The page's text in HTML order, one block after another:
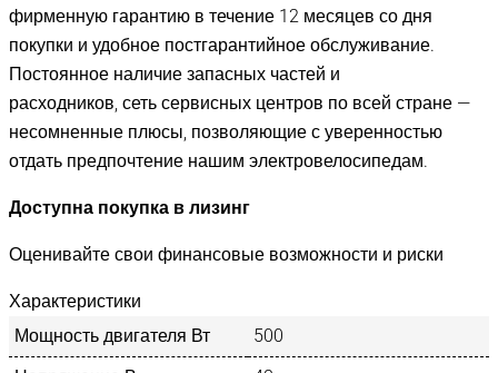
фирменную гарантию в течение 12 месяцев со дня
покупки и удобное постгарантийное обслуживание.
Постоянное наличие запасных частей и
расходников, сеть сервисных центров по всей стране —
несомненные плюсы, позволяющие с уверенностью
отдать предпочтение нашим электровелосипедам.
Доступна покупка в лизинг
Оценивайте свои финансовые возможности и риски
Характеристики
Мощность двигателя Вт
500